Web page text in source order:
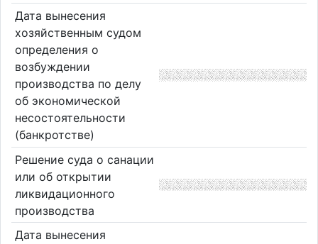
Дата вынесения
хозяйственным судом
определения о
возбуждении
производства по делу
об экономической
несостоятельности
(банкротстве)
Решение суда о санации
или об открытии
ликвидационного
производства
Дата вынесения